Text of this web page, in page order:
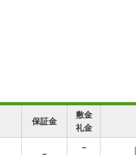
保証金
敷金
礼金
－